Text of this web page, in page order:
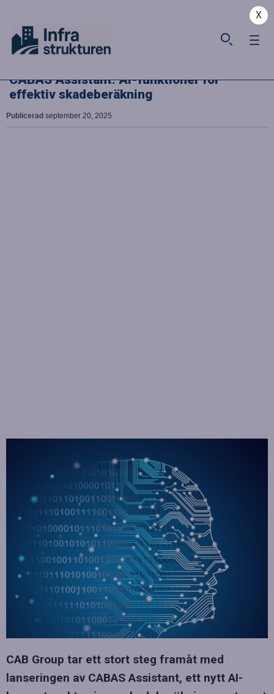
X
CABAS Assistant: AI-funktioner för
effektiv skadeberäkning
Publicerad september 20, 2025
CAB Group tar ett stort steg framåt med
lanseringen av CABAS Assistant, ett nytt AI-